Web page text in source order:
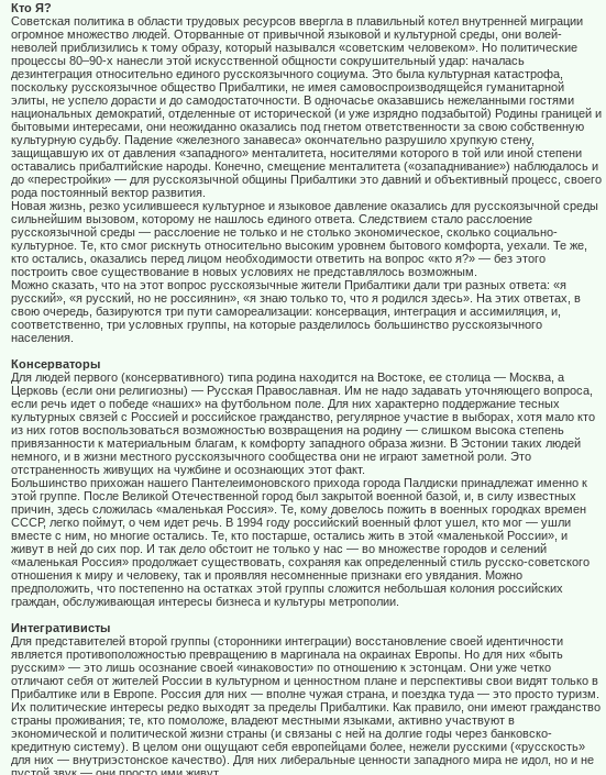
Кто Я?
Советская политика в области трудовых ресурсов ввергла в плавильный котел внутренней миграции
огромное множество людей. Оторванные от привычной языковой и культурной среды, они волей-
неволей приблизились к тому образу, который назывался «советским человеком». Но политические
процессы 80–90-х нанесли этой искусственной общности сокрушительный удар: началась
дезинтеграция относительно единого русскоязычного социума. Это была культурная катастрофа,
поскольку русскоязычное общество Прибалтики, не имея самовоспроизводящейся гуманитарной
элиты, не успело дорасти и до самодостаточности. В одночасье оказавшись нежеланными гостями
национальных демократий, отделенные от исторической (и уже изрядно подзабытой) Родины границей и
бытовыми интересами, они неожиданно оказались под гнетом ответственности за свою собственную
культурную судьбу. Падение «железного занавеса» окончательно разрушило хрупкую стену,
защищавшую их от давления «западного» менталитета, носителями которого в той или иной степени
оставались прибалтийские народы. Конечно, смещение менталитета («озападнивание») наблюдалось и
до «перестройки» — для русскоязычной общины Прибалтики это давний и объективный процесс, своего
рода постоянный вектор развития.
Новая жизнь, резко усилившееся культурное и языковое давление оказались для русскоязычной среды
сильнейшим вызовом, которому не нашлось единого ответа. Следствием стало расслоение
русскоязычной среды — расслоение не только и не столько экономическое, сколько социально-
культурное. Те, кто смог рискнуть относительно высоким уровнем бытового комфорта, уехали. Те же,
кто остались, оказались перед лицом необходимости ответить на вопрос «кто я?» — без этого
построить свое существование в новых условиях не представлялось возможным.
Можно сказать, что на этот вопрос русскоязычные жители Прибалтики дали три разных ответа: «я
русский», «я русский, но не россиянин», «я знаю только то, что я родился здесь». На этих ответах, в
свою очередь, базируются три пути самореализации: консервация, интеграция и ассимиляция, и,
соответственно, три условных группы, на которые разделилось большинство русскоязычного
населения.
Консерваторы
Для людей первого (консервативного) типа родина находится на Востоке, ее столица — Москва, а
Церковь (если они религиозны) — Русская Православная. Им не надо задавать уточняющего вопроса,
если речь идет о победе «наших» на футбольном поле. Для них характерно поддержание тесных
культурных связей с Россией и российское гражданство, регулярное участие в выборах, хотя мало кто
из них готов воспользоваться возможностью возвращения на родину — слишком высока степень
привязанности к материальным благам, к комфорту западного образа жизни. В Эстонии таких людей
немного, и в жизни местного русскоязычного сообщества они не играют заметной роли. Это
отстраненность живущих на чужбине и осознающих этот факт.
Большинство прихожан нашего Пантелеимоновского прихода города Палдиски принадлежат именно к
этой группе. После Великой Отечественной город был закрытой военной базой, и, в силу известных
причин, здесь сложилась «маленькая Россия». Те, кому довелось пожить в военных городках времен
СССР, легко поймут, о чем идет речь. В 1994 году российский военный флот ушел, кто мог — ушли
вместе с ним, но многие остались. Те, кто постарше, остались жить в этой «маленькой России», и
живут в ней до сих пор. И так дело обстоит не только у нас — во множестве городов и селений
«маленькая Россия» продолжает существовать, сохраняя как определенный стиль русско-советского
отношения к миру и человеку, так и проявляя несомненные признаки его увядания. Можно
предположить, что постепенно на остатках этой группы сложится небольшая колония российских
граждан, обслуживающая интересы бизнеса и культуры метрополии.
Интегративисты
Для представителей второй группы (сторонники интеграции) восстановление своей идентичности
является противоположностью превращению в маргинала на окраинах Европы. Но для них «быть
русским» — это лишь осознание своей «инаковости» по отношению к эстонцам. Они уже четко
отличают себя от жителей России в культурном и ценностном плане и перспективы свои видят только в
Прибалтике или в Европе. Россия для них — вполне чужая страна, и поездка туда — это просто туризм.
Их политические интересы редко выходят за пределы Прибалтики. Как правило, они имеют гражданство
страны проживания; те, кто помоложе, владеют местными языками, активно участвуют в
экономической и политической жизни страны (и связаны с ней на долгие годы через банковско-
кредитную систему). В целом они ощущают себя европейцами более, нежели русскими («русскость»
для них — внутриэстонское качество). Для них либеральные ценности западного мира не идол, но и не